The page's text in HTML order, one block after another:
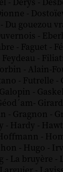
- Derys -
-
- Du gouezou
-
- Faguet -
Feydeau -
- Alain-
- Futrelle -
Galopin -
-
- Gragnon -
- Hardy -
-
- Hugo -
- La bruyère -